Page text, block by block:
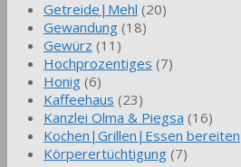
Getreide|Mehl (20)
Gewandung (18)
Gewürz (11)
Hochprozentiges (7)
Honig (6)
Kaffeehaus (23)
Kanzlei Olma & Piegsa (16)
Kochen|Grillen|Essen bereiten
Körperertüchtigung (7)